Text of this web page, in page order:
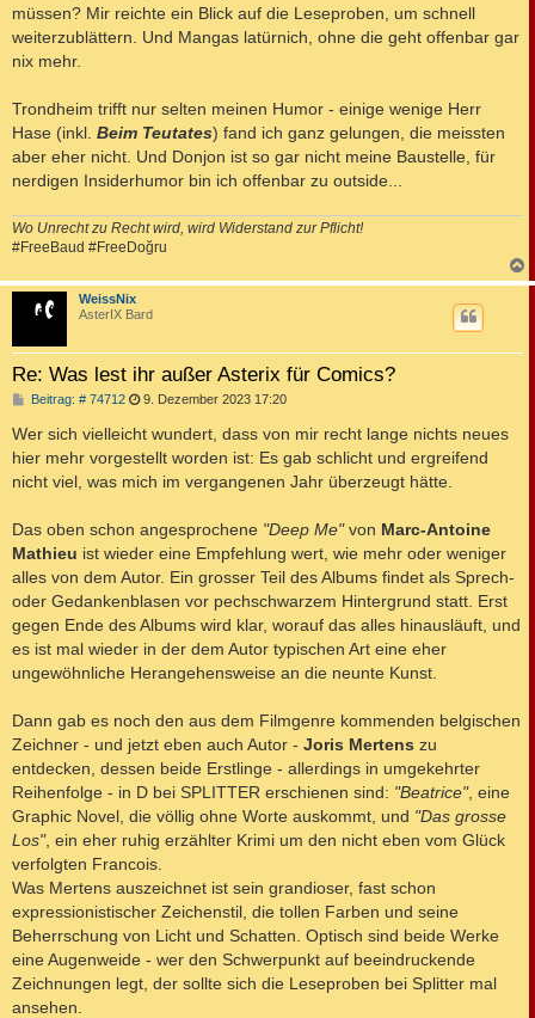
müssen? Mir reichte ein Blick auf die Leseproben, um schnell
weiterzublättern. Und Mangas latürnich, ohne die geht offenbar gar
nix mehr.
Trondheim trifft nur selten meinen Humor - einige wenige Herr
Hase (inkl. Beim Teutates) fand ich ganz gelungen, die meissten
aber eher nicht. Und Donjon ist so gar nicht meine Baustelle, für
nerdigen Insiderhumor bin ich offenbar zu outside...
Wo Unrecht zu Recht wird, wird Widerstand zur Pflicht!
#FreeBaud #FreeDoğru
a
WeissNix
AsterIX Bard
Re: Was lest ihr außer Asterix für Comics?
Beitrag: # 74712B
i
t
r
g
9. Dezember 2023 17:20
Wer sich vielleicht wundert, dass von mir recht lange nichts neues
hier mehr vorgestellt worden ist: Es gab schlicht und ergreifend
nicht viel, was mich im vergangenen Jahr überzeugt hätte.
Das oben schon angesprochene "Deep Me"von Marc-Antoine
Mathieu ist wieder eine Empfehlung wert, wie mehr oder weniger
alles von dem Autor. Ein grosser Teil des Albums findet als Sprech-
oder Gedankenblasen vor pechschwarzem Hintergrund statt. Erst
gegen Ende des Albums wird klar, worauf das alles hinausläuft, und
es ist mal wieder in der dem Autor typischen Art eine eher
ungewöhnliche Herangehensweise an die neunte Kunst.
Dann gab es noch den aus dem Filmgenre kommenden belgischen
Zeichner - und jetzt eben auch Autor - Joris Mertens zu
entdecken, dessen beide Erstlinge - allerdings in umgekehrter
Reihenfolge - in D bei SPLITTER erschienen sind: "Beatrice", eine
Graphic Novel, die völlig ohne Worte auskommt, und "Das grosse
Los", ein eher ruhig erzählter Krimi um den nicht eben vom Glück
verfolgten Francois.
Was Mertens auszeichnet ist sein grandioser, fast schon
expressionistischer Zeichenstil, die tollen Farben und seine
Beherrschung von Licht und Schatten. Optisch sind beide Werke
eine Augenweide - wer den Schwerpunkt auf beeindruckende
Zeichnungen legt, der sollte sich die Leseproben bei Splitter mal
ansehen.